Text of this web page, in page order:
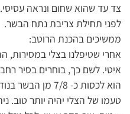
צד עד שהוא שחום ונראה
לפני תחילת צריבת נתח הבשר.
ממשיכים בהכנת הרוטב:
אחרי שטיפלנו בצלי במסירות,
איטי. לשם כך, בוחרים בסיר
הוא לכסות כ- 7/8
טעמו של הצלי יהיה יותר טוב.